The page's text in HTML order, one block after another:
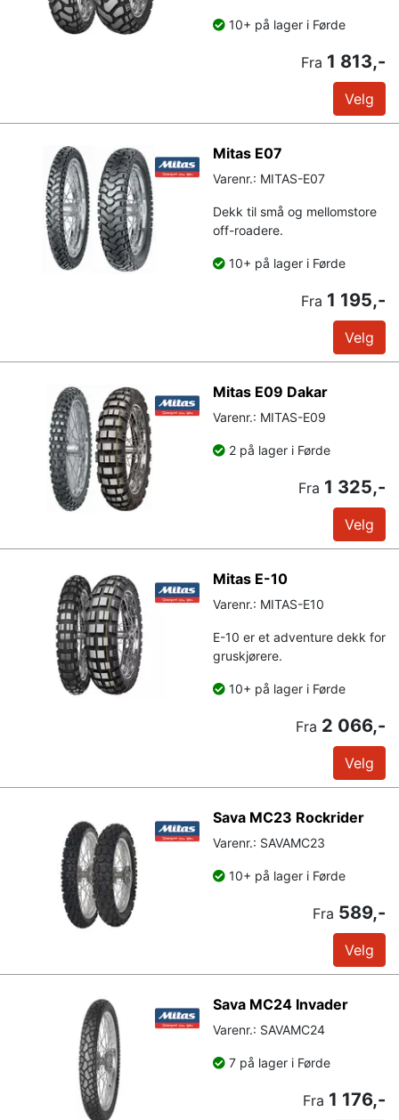
10+ på lager i Førde
Fra 1 813,-
Velg
Mitas E07
Varenr.: MITAS-E07
Dekk til små og mellomstore
off-roadere.
10+ på lager i Førde
Fra 1 195,-
Velg
Mitas E09 Dakar
Varenr.: MITAS-E09
2 på lager i Førde
Fra 1 325,-
Velg
Mitas E-10
Varenr.: MITAS-E10
E-10 er et adventure dekk for
gruskjørere.
10+ på lager i Førde
Fra 2 066,-
Velg
Sava MC23 Rockrider
Varenr.: SAVAMC23
10+ på lager i Førde
Fra 589,-
Velg
Sava MC24 Invader
Varenr.: SAVAMC24
7 på lager i Førde
Fra 1 176,-